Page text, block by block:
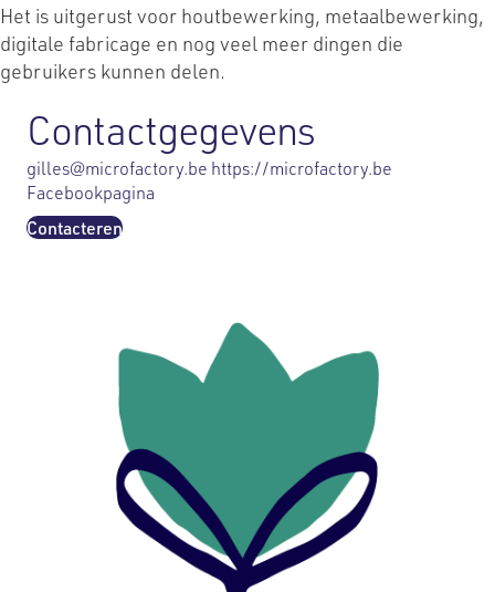
Het is uitgerust voor houtbewerking, metaalbewerking,
digitale fabricage en nog veel meer dingen die
gebruikers kunnen delen.
Contactgegevens
gilles@microfactory.be https://microfactory.be
Facebookpagina
Contacteren